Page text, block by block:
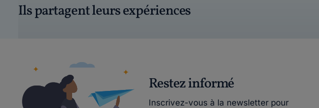
Ils partagent leurs expériences
Restez informé
Inscrivez-vous à la newsletter pour